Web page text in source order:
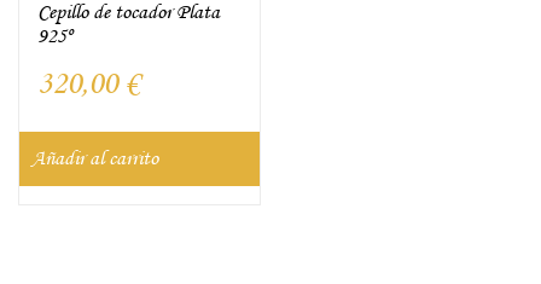
Cepillo de tocador Plata
925º
320,00 €
Añadir al carrito